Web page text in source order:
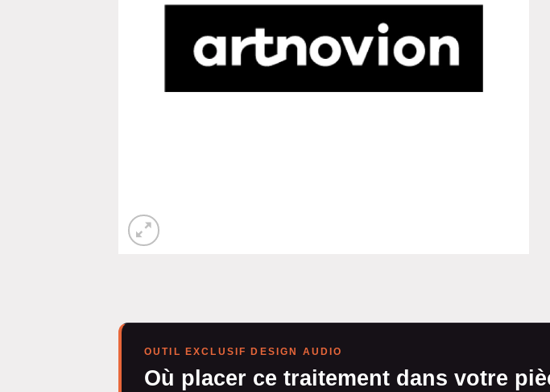
OUTIL EXCLUSIF DESIGN AUDIO
Où placer ce traitement dans votre